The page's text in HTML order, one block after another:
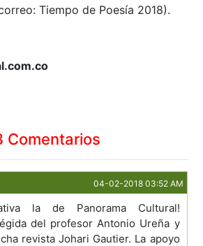
Tiempo de Poesía 2018).
Comentarios
04-02-2018 03:52 AM
la de Panorama Cultural!
del profesor Antonio Ureña y
revista Johari Gautier. La apoyo